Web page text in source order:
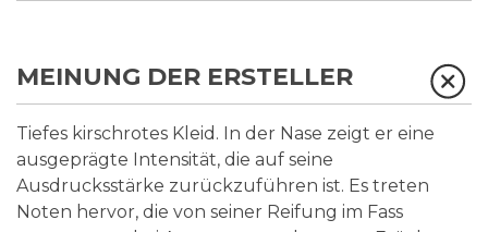
MEINUNG DER ERSTELLER
Tiefes kirschrotes Kleid. In der Nase zeigt er eine
ausgeprägte Intensität, die auf seine
Ausdrucksstärke zurückzuführen ist. Es treten
Noten hervor, die von seiner Reifung im Fass